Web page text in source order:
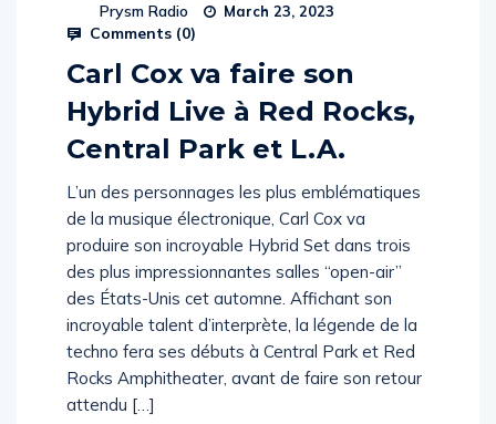
Prysm Radio March 23, 2023
Comments (0)
Carl Cox va faire son
Hybrid Live à Red Rocks,
Central Park et L.A.
L’un des personnages les plus emblématiques
de la musique électronique, Carl Cox va
produire son incroyable Hybrid Set dans trois
des plus impressionnantes salles “open-air”
des États-Unis cet automne. Affichant son
incroyable talent d’interprète, la légende de la
techno fera ses débuts à Central Park et Red
Rocks Amphitheater, avant de faire son retour
attendu […]